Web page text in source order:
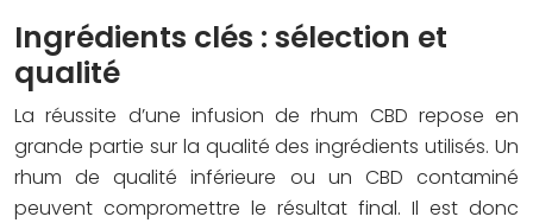
Ingrédients clés : sélection et
qualité
La réussite d’une infusion de rhum CBD repose en
grande partie sur la qualité des ingrédients utilisés. Un
rhum de qualité inférieure ou un CBD contaminé
peuvent compromettre le résultat final. Il est donc